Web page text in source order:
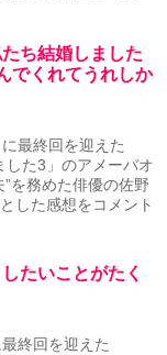
ち結婚しました
でくれてうれしか
最終回を迎えた
した3」のアメーバオ
を務めた俳優の佐野
した感想をコメント
たいことがたく
終回を迎えた